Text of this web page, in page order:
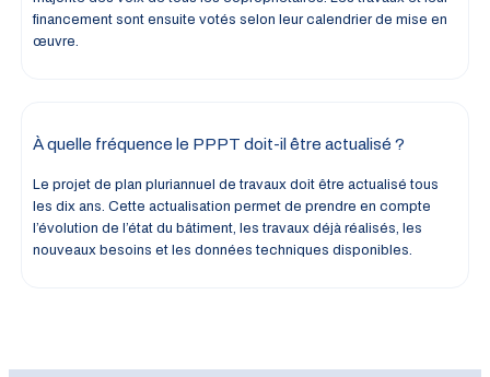
financement sont ensuite votés selon leur calendrier de mise en
œuvre.
À quelle fréquence le PPPT doit-il être actualisé ?
Le projet de plan pluriannuel de travaux doit être actualisé tous
les dix ans. Cette actualisation permet de prendre en compte
l’évolution de l’état du bâtiment, les travaux déjà réalisés, les
nouveaux besoins et les données techniques disponibles.